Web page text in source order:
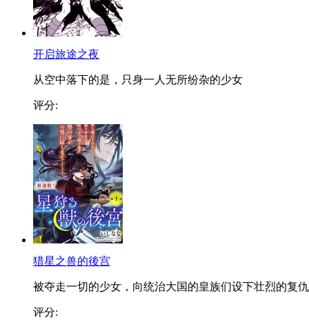
开启旅途之夜
从空中落下的是，只身一人无所纷杂的少女
评分:
猎星之兽的後宫
被夺走一切的少女，向统治大国的皇族们设下壮烈的复
评分: